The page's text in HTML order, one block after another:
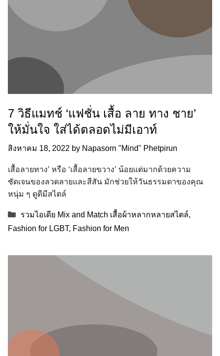
7 วิธีแมทช์ ‘แฟชั่น เสื้อ ลาย ทาง ชาย’
ให้มั่นใจ ใส่ได้ตลอดไม่มีเอาท์
สิงหาคม 18, 2022 by Napasorn "Mind" Phetpirun
เสื้อลายทาง’ หรือ ‘เสื้อลายขวาง’ น้อยแต่มากด้วยความ
ชัดเจนของลวดลายและสีสัน มักช่วยให้วันธรรมดาของคุณ
หนุ่ม ๆ ดูดีมีสไตล์
Categories
รวมไอเดีย Mix and Match เสื้อผ้าหลากหลายสไตล์,
Fashion for LGBT, Fashion for Men